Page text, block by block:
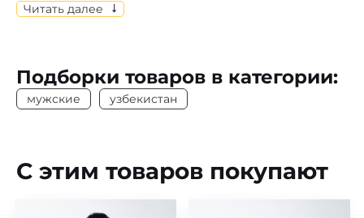
Читать далее
Подборки товаров в категории:
мужские узбекистан
С этим товаров покупают